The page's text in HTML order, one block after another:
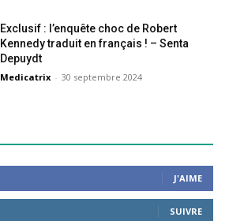
Exclusif : l’enquête choc de Robert
Kennedy traduit en français ! – Senta
Depuydt
Medicatrix - 30 septembre 2024
J'AIME
SUIVRE